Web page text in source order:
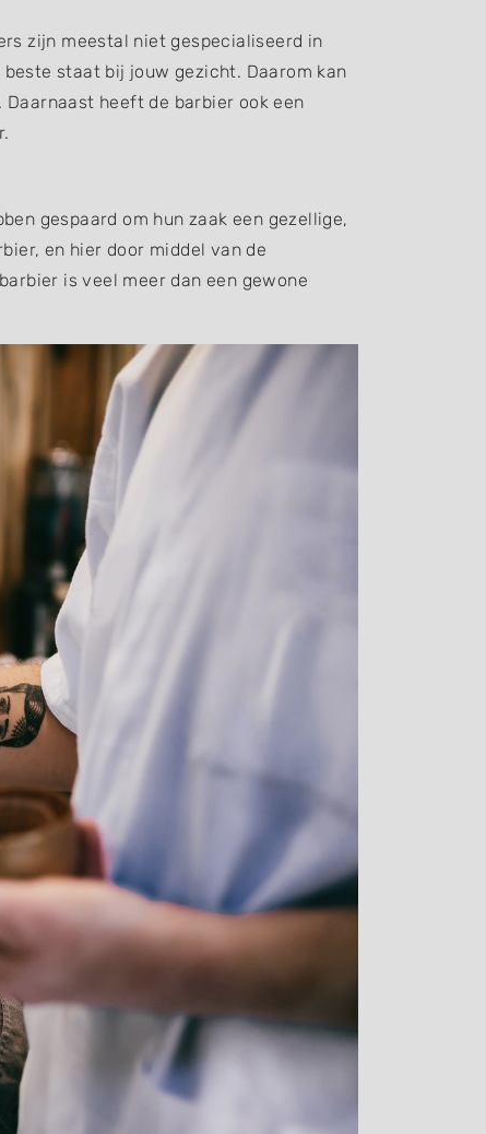
zijn meestal niet gespecialiseerd in
staat bij jouw gezicht. Daarom kan
heeft de barbier ook een
gespaard om hun zaak een gezellige,
en hier door middel van de
is veel meer dan een gewone